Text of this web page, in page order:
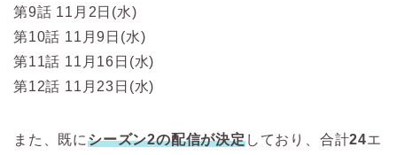
第9話 11月2日(水)
第10話 11月9日(水)
第11話 11月16日(水)
第12話 11月23日(水)
また、既にシーズン2の配信が決定しており、合計24エ